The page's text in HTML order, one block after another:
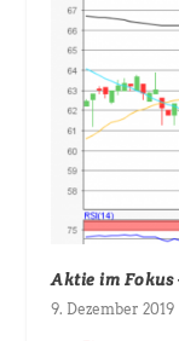
Aktie im Fokus
9. Dezember 2019